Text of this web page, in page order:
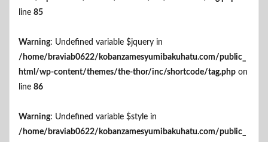
line 85
Warning: Undefined variable $jquery in
/home/braviab0622/kobanzamesyumibakuhatu.com/public_
html/wp-content/themes/the-thor/inc/shortcode/tag.php on
line 86
Warning: Undefined variable $style in
/home/braviab0622/kobanzamesyumibakuhatu.com/public_